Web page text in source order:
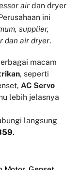
air dan dryer
ini
supplier,
dan air dryer.
macam
, seperti
AC Servo
lebih jelasnya
langsung
.